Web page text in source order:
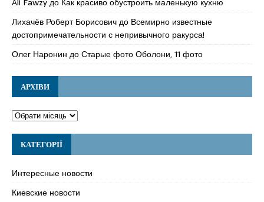
Лихачёв Роберт Борисовичдо Всемирно известные
достопримечательности с непривычного ракурса!
Олег Наронин доСтарые фото Оболони, 11 фото
АРХІВИ
КАТЕГОРІЇ
Интересные новости
Киевские новости